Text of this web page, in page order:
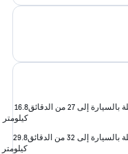
إلى 27 من الدقائق
16.8
كيلومتر
إلى 32 من الدقائق
29.8
كيلومتر